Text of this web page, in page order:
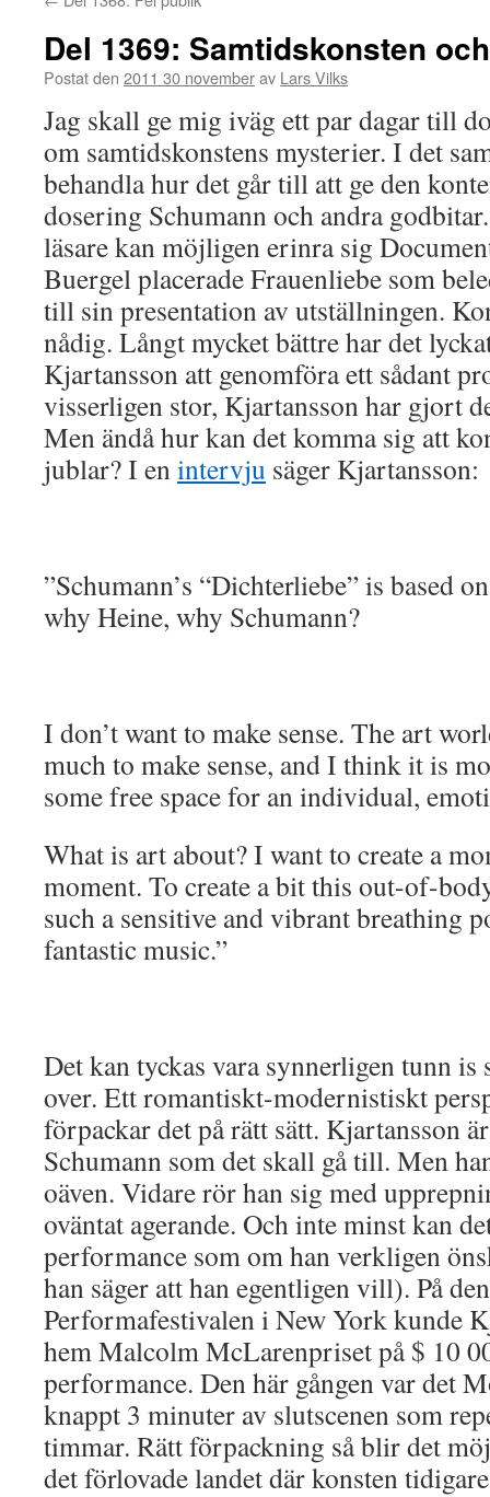
Del 1369: Samtidskonsten
Postat den 2011 30 novemberav Lars Vilks
Jag skall ge mig iväg ett par dagar till
om samtidskonstens mysterier. I det
behandla hur det går till att ge den
dosering Schumann och andra
läsare kan möjligen erinra sig
Buergel placerade Frauenliebe som
till sin presentation av utställningen.
nådig. Långt mycket bättre har det
Kjartansson att genomföra ett sådant
visserligen stor, Kjartansson har gjort
Men ändå hur kan det komma sig att
jublar? I enintervju säger Kjartansson:
”Schumann’s “Dichterliebe” is based
why Heine, why Schumann?
I don’t want to make sense. The art
much to make sense, and I think it is
some free space for an individual,
What is art about? I want to create a
moment. To create a bit this out-of-
such a sensitive and vibrant breathing
fantastic music.”
Det kan tyckas vara synnerligen tunn is
over. Ett romantiskt-modernistiskt
förpackar det på rätt sätt. Kjartansson
Schumann som det skall gå till. Men
oäven. Vidare rör han sig med
oväntat agerande. Och inte minst kan
performance som om han verkligen
han säger att han egentligen vill). På
Performafestivalen i New York kunde
hem Malcolm McLarenpriset på $ 10
performance. Den här gången var det
knappt 3 minuter av slutscenen som
timmar. Rätt förpackning så blir det
det förlovade landet där konsten